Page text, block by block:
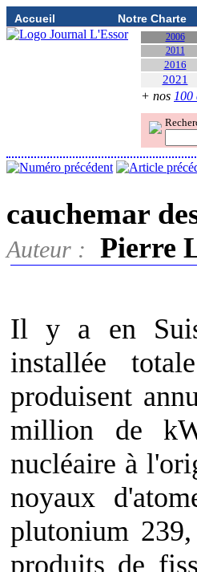
Accueil Notre Charte
2006
2011
2016
2021
+ nos 100
cauchemar
Auteur : Pierre
Il y a en
installée
produisent
million de
nucléaire à
noyaux
plutonium
produits de